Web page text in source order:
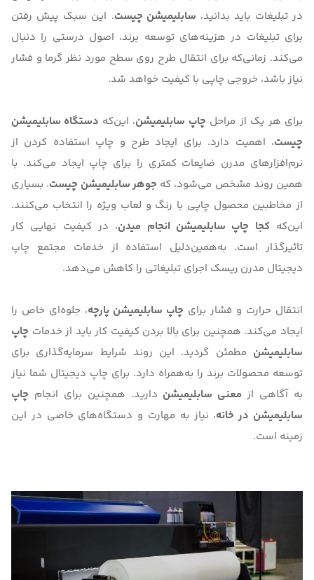
در تبلیغات باید بدانید، سابلیمیشن چیست. این سبک پیش رفتن
برای تبلیغات در هزینه‌های توسعه برند، اصول درستی را دنبال
می‌کند. زمانی‌که برای انتقال طرح روی سطح مورد نظر گرما و فشار
نیاز باشد، خروجی چاپی با کیفیت خواهد شد.
برای هر یک از مراحل چاپ سابلیمیشن، این‌که دستگاه سابلیمیشن
چیست، اهمیت دارد. برای ایجاد طرح و چاپ استفاده کردن از
نرم‌افزارهای مدرن ضایعات کمتری را برای چاپ‌ ایجاد می‌کند. با
همین روند مشخص می‌شود‌، که جوهر سابلیمیشن چیست. بسیاری
از مخاطبین محصول چاپی با رنگ و لعاب ویژه را انتخاب می‌کنند.
این‌کهکجا چاپ سابلیمیشن انجام میدن، در کیفیت نهایی کار
تاثیرگذار است. به‌همین‌دلیل استفاده از خدمات مجتمع چاپ
دیجیتال مدرن ریسک اجرای تبلیغاتی را کاهش می‌دهد.
انتقال حرارت و فشار برای چاپ سابلیمیشن پارچه، جلوه‌ای خاص را
ایجاد می‌کند. همچنین برای بالا بردن کیفیت کار باید از خدمات چاپ
سابلیمیشن مطمئن گردید. این روند شرایط سرمایه‌گذاری برای
توسعه محصولات برند را به‌همراه دارد. برای چاپ دیجیتال شما نیاز
به آگاهی از معنی سابلیمیشن دارید. همچنین برای انجام چاپ
سابلیمیشن در خانه، نیاز به مهارت و دستگاه‌های خاصی در این
زمینه است.